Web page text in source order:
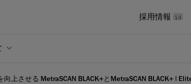
採用情報 14
上させる MetraSCAN BLACK+とMetraSCAN BLACK+ |